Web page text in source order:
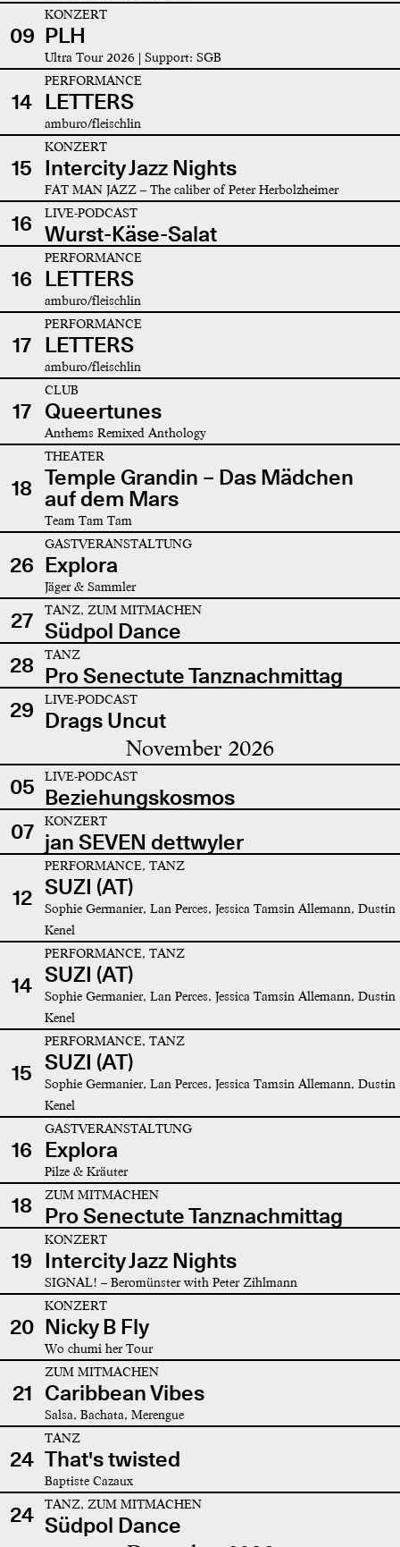
09
KONZERT
PLH
Ultra Tour 2026 | Support: SGB
14
PERFORMANCE
LETTERS
amburo/fleischlin
15
KONZERT
Intercity Jazz Nights
FAT MAN JAZZ – The caliber of Peter Herbolzheimer
16 LIVE-PODCAST
Wurst-Käse-Salat
16
PERFORMANCE
LETTERS
amburo/fleischlin
17
PERFORMANCE
LETTERS
amburo/fleischlin
17
CLUB
Queertunes
Anthems Remixed Anthology
18
THEATER
Temple Grandin – Das Mädchen
auf dem Mars
Team Tam Tam
26
GASTVERANSTALTUNG
Explora
Jäger & Sammler
27 TANZ, ZUM MITMACHEN
Südpol Dance
28
TANZ
Pro Senectute Tanznachmittag
29
LIVE-PODCAST
Drags Uncut
November 2026
05 LIVE-PODCAST
Beziehungskosmos
07
KONZERT
jan SEVEN dettwyler
12
PERFORMANCE, TANZ
SUZI (AT)
Sophie Germanier, Lan Perces, Jessica Tamsin Allemann, Dustin
Kenel
14
PERFORMANCE, TANZ
SUZI (AT)
Sophie Germanier, Lan Perces, Jessica Tamsin Allemann, Dustin
Kenel
15
PERFORMANCE, TANZ
SUZI (AT)
Sophie Germanier, Lan Perces, Jessica Tamsin Allemann, Dustin
Kenel
16
GASTVERANSTALTUNG
Explora
Pilze & Kräuter
18 ZUM MITMACHEN
Pro Senectute Tanznachmittag
19
KONZERT
Intercity Jazz Nights
SIGNAL! – Beromünster with Peter Zihlmann
20
KONZERT
Nicky B Fly
Wo chumi her Tour
21
ZUM MITMACHEN
Caribbean Vibes
Salsa, Bachata, Merengue
24
TANZ
That's twisted
Baptiste Cazaux
24 TANZ, ZUM MITMACHEN
Südpol Dance